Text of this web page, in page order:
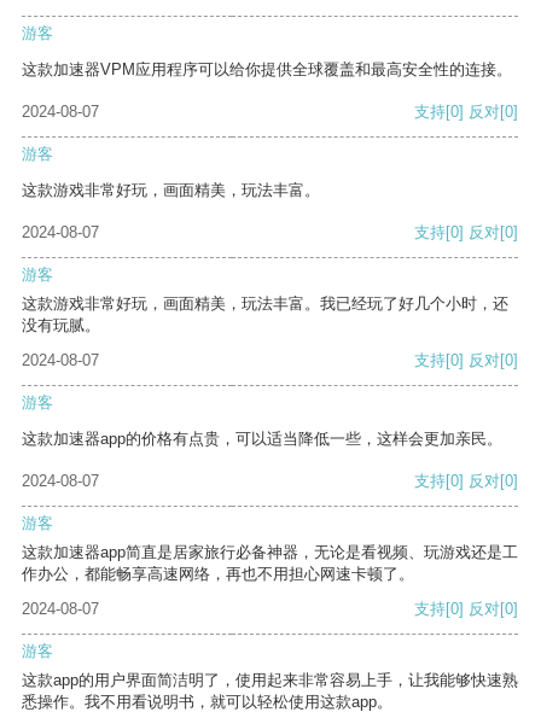
游客
这款加速器VPM应用程序可以给你提供全球覆盖和最高安全性的连接。
2024-08-07 支持[0] 反对[0]
游客
这款游戏非常好玩，画面精美，玩法丰富。
2024-08-07 支持[0] 反对[0]
游客
这款游戏非常好玩，画面精美，玩法丰富。我已经玩了好几个小时，还
没有玩腻。
2024-08-07
支持[0] 反对[0]
游客
这款加速器app的价格有点贵，可以适当降低一些，这样会更加亲民。
2024-08-07 支持[0] 反对[0]
游客
这款加速器app简直是居家旅行必备神器，无论是看视频、玩游戏还是工
作办公，都能畅享高速网络，再也不用担心网速卡顿了。
2024-08-07
支持[0] 反对[0]
游客
这款app的用户界面简洁明了，使用起来非常容易上手，让我能够快速熟
悉操作。我不用看说明书，就可以轻松使用这款app。